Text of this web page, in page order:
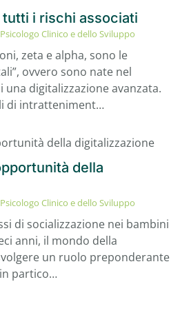
tutti i rischi associati
Clinico e dello Sviluppo
zeta e alpha, sono le
ovvero sono nate nel
digitalizzazione avanzata.
di intratteniment…
della
Clinico e dello Sviluppo
di socializzazione nei bambini
anni, il mondo della
un ruolo preponderante
partico…